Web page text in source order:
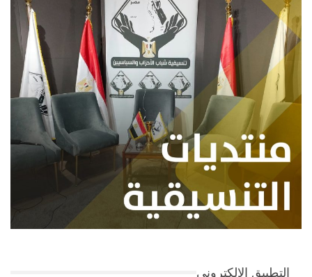
التطبيق الإلكتروني